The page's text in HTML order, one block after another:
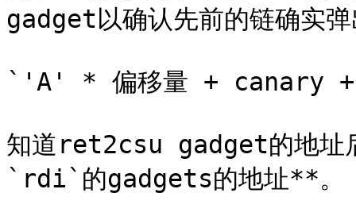
gadget以确认先前的链确实
`'A' * 偏移量 + canary +
知道ret2csu gadget的地址
`rdi`的gadgets的地址**。